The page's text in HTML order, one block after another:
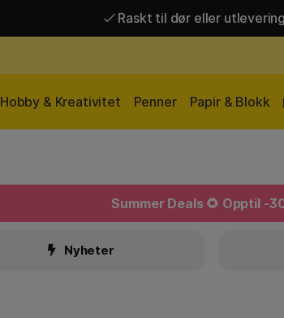
Raskt til dør eller
Hobby & Kreativitet Penner Papir & Blokk
Summer Deals 🌻 Opptil -
Nyheter